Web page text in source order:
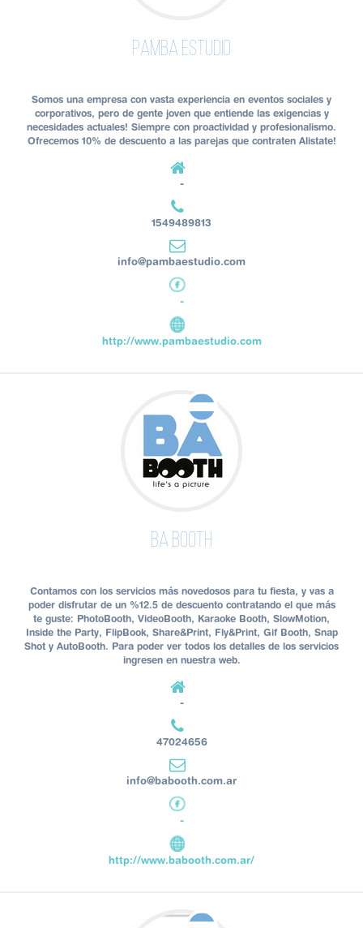
Pamba Estudio
Somos una empresa con vasta experiencia en eventos sociales y
corporativos, pero de gente joven que entiende las exigencias y
necesidades actuales! Siempre con proactividad y profesionalismo.
Ofrecemos 10% de descuento a las parejas que contraten Alistate!
-
1549489813
info@pambaestudio.com
-
http://www.pambaestudio.com
BA Booth
Contamos con los servicios más novedosos para tu fiesta, y vas a
poder disfrutar de un %12.5 de descuento contratando el que más
te guste: PhotoBooth, VideoBooth, Karaoke Booth, SlowMotion,
Inside the Party, FlipBook, Share&Print, Fly&Print, Gif Booth, Snap
Shot y AutoBooth. Para poder ver todos los detalles de los servicios
ingresen en nuestra web.
-
47024656
info@babooth.com.ar
-
http://www.babooth.com.ar/